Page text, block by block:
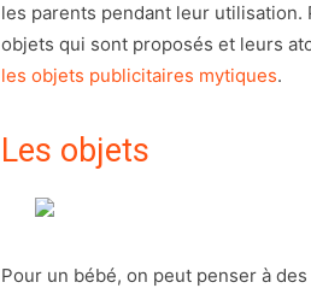
les parents pendant leur utilisation.
objets qui sont proposés et leurs
les objets publicitaires mytiques.
Les objets
Pour un bébé, on peut penser à